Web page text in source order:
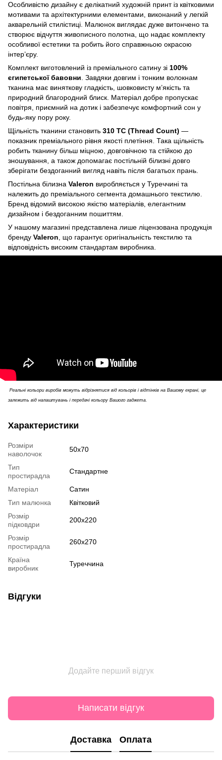
Особливістю дизайну є делікатний художній принт із квітковими
мотивами та архітектурними елементами, виконаний у легкій
акварельній стилістиці. Малюнок виглядає дуже витончено та
створює відчуття живописного полотна, що надає комплекту
особливої естетики та робить його справжньою окрасою
інтер’єру.
Комплект виготовлений із преміального сатину зі 100%
єгипетської бавовни . Завдяки довгим і тонким волокнам
тканина має виняткову гладкість, шовковисту м’якість та
природний благородний блиск. Матеріал добре пропускає
повітря, приємний на дотик і забезпечує комфортний сон у
будь-яку пору року.
Щільність тканини становить 310 TC (Thread Count) —
показник преміального рівня якості плетіння. Така щільність
робить тканину більш міцною, довговічною та стійкою до
зношування, а також допомагає постільній білизні довго
зберігати бездоганний вигляд навіть після багатьох прань.
Постільна білизна Valeron виробляється у Туреччині та
належить до преміального сегмента домашнього текстилю.
Бренд відомий високою якістю матеріалів, елегантним
дизайном і бездоганним пошиттям.
У нашому магазині представлена лише ліцензована продукція
бренду Valeron , що гарантує оригінальність текстилю та
відповідність високим стандартам виробника.
Реальні кольори виробів можуть відрізнятися від кольорів і відтінків на Вашому екрані, це
залежить від налаштувань і передачі кольору Вашого гаджета.
Характеристики
Розміри
наволочок
50х70
Тип
простирадла
Стандартне
Матеріал
Сатин
Тип малюнка
Квітковий
Розмір
підковдри
200х220
Розмір
простирадла
260х270
Країна
виробник
Туреччина
Відгуки
Додайте перший відгук
Написати відгук
Доставка Оплата